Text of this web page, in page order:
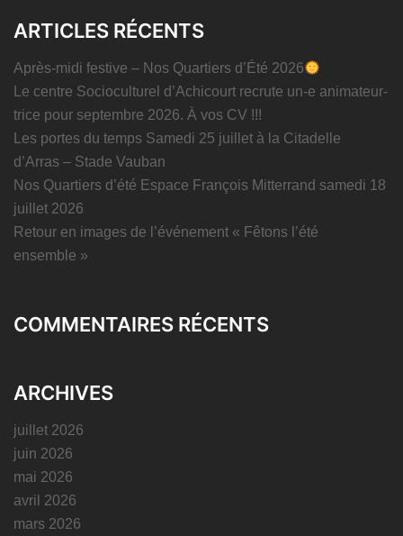
ARTICLES RÉCENTS
Après-midi festive – Nos Quartiers d’Été 2026
Le centre Socioculturel d’Achicourt recrute un-e animateur-
trice pour septembre 2026. À vos CV !!!
Les portes du temps Samedi 25 juillet à la Citadelle
d’Arras – Stade Vauban
Nos Quartiers d’été Espace François Mitterrand samedi 18
juillet 2026
Retour en images de l’événement « Fêtons l’été
ensemble »
COMMENTAIRES RÉCENTS
ARCHIVES
juillet 2026
juin 2026
mai 2026
avril 2026
mars 2026